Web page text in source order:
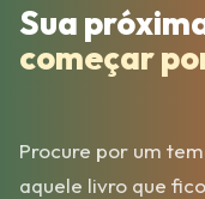
Sua
começar
Procure por um
aquele livro que